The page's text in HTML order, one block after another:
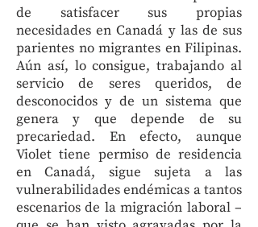
de satisfacer sus propias
necesidades en Canadá y las de sus
parientes no migrantes en Filipinas.
Aún así, lo consigue, trabajando al
servicio de seres queridos, de
desconocidos y de un sistema que
genera y que depende de su
precariedad. En efecto, aunque
Violet tiene permiso de residencia
en Canadá, sigue sujeta a las
vulnerabilidades endémicas a tantos
escenarios de la migración laboral –